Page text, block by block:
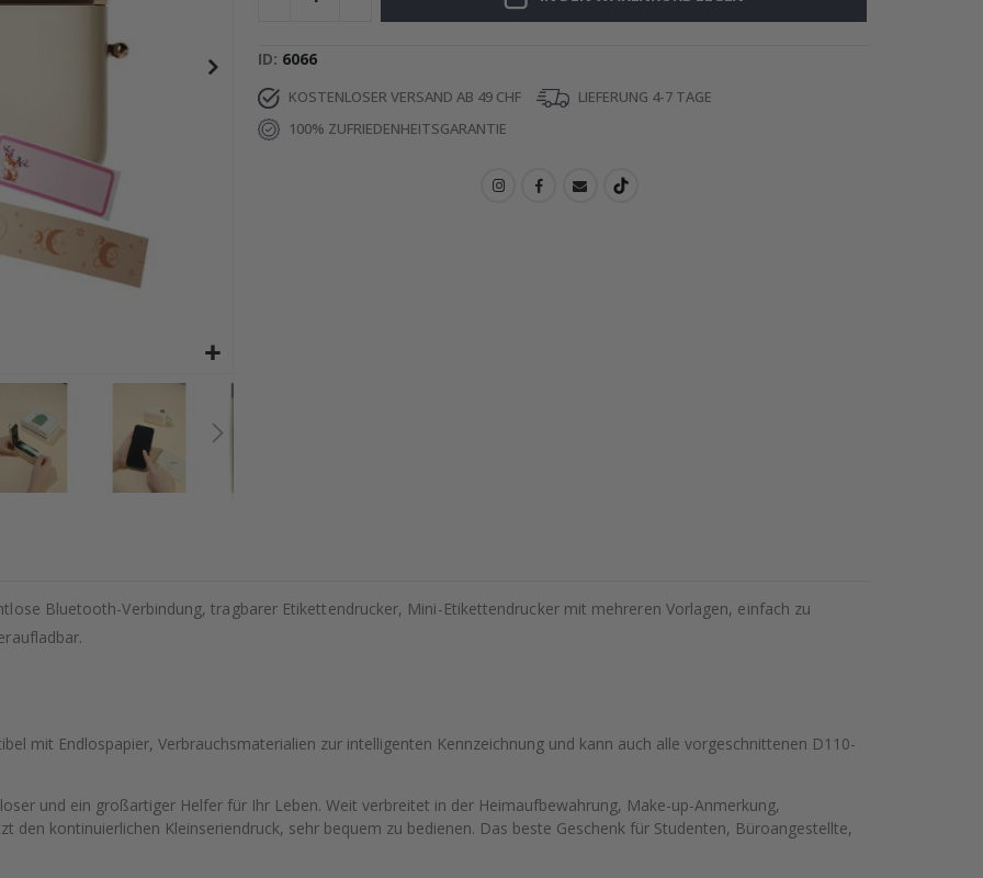
ID 6066
KOSTENLOSER VERSAND AB 49 CHF
LIEFERUNG 4-7 TAGE
100% ZUFRIEDENHEITSGARANTIE
Bluetooth-Verbindung, tragbarer Etikettendrucker, Mini-Etikettendrucker mit mehreren Vorlagen, einfach zu
mit Endlospapier, Verbrauchsmaterialien zur intelligenten Kennzeichnung und kann auch alle vorgeschnittenen D110-
und ein großartiger Helfer für Ihr Leben. Weit verbreitet in der Heimaufbewahrung, Make-up-Anmerkung,
den kontinuierlichen Kleinseriendruck, sehr bequem zu bedienen. Das beste Geschenk für Studenten, Büroangestellte,